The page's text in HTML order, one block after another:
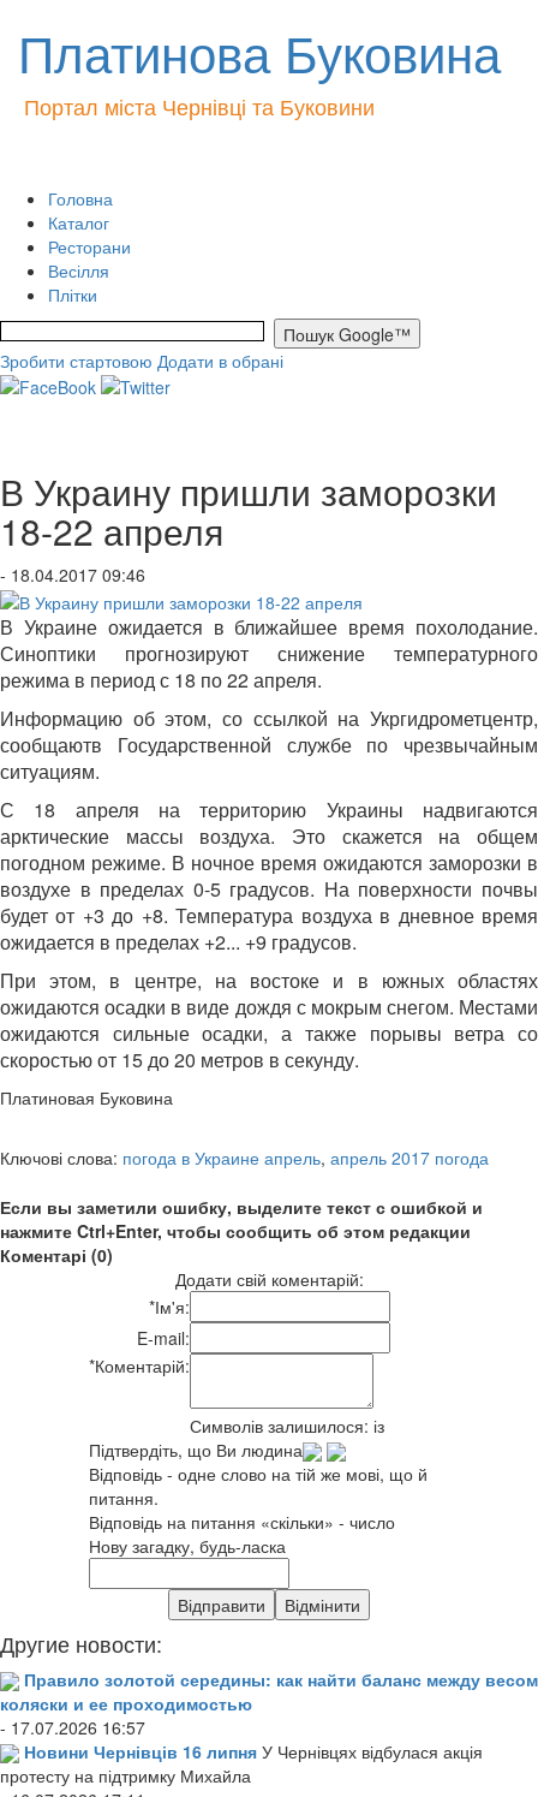
Платинова Буковина
Портал міста Чернівці та Буковини
Головна
Каталог
Ресторани
Весілля
Плітки
Зробити стартовою Додати в обрані
В Украину пришли заморозки
18-22 апреля
- 18.04.2017 09:46
В Украине ожидается в ближайшее время похолодание.
Синоптики прогнозируют снижение температурного
режима в период с 18 по 22 апреля.
Информацию об этом, со ссылкой на Укргидрометцентр,
сообщаютв Государственной службе по чрезвычайным
ситуациям.
С 18 апреля на территорию Украины надвигаются
арктические массы воздуха. Это скажется на общем
погодном режиме. В ночное время ожидаются заморозки в
воздухе в пределах 0-5 градусов. На поверхности почвы
будет от +3 до +8. Температура воздуха в дневное время
ожидается в пределах +2... +9 градусов.
При этом, в центре, на востоке и в южных областях
ожидаются осадки в виде дождя с мокрым снегом. Местами
ожидаются сильные осадки, а также порывы ветра со
скоростью от 15 до 20 метров в секунду.
Платиновая Буковина
Ключові слова: погода в Украине апрель, апрель 2017 погода
Если вы заметили ошибку, выделите текст с ошибкой и
нажмите Ctrl+Enter, чтобы сообщить об этом редакции
Коментарі (0)
Додати свій коментарій:
*Ім'я:
E-mail:
*Коментарій:
Символів залишилося: із
Підтвердіть, що Ви людина
Відповідь - одне слово на тій же мові, що й
питання.
Відповідь на питання «скільки» - число
Нову загадку, будь-ласка
Другие новости:
Правило золотой середины: как найти баланс между весом
коляски и ее проходимостью
- 17.07.2026 16:57
Новини Чернівців 16 липня У Чернівцях відбулася акція
протесту на підтримку Михайла